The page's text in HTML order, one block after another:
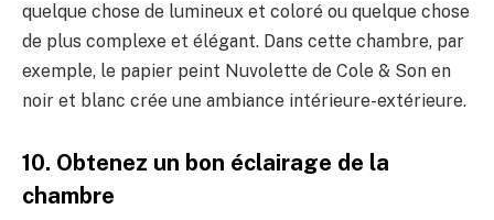
quelque chose de lumineux et coloré ou quelque chose
de plus complexe et élégant. Dans cette chambre, par
exemple, le papier peint Nuvolette de Cole & Son en
noir et blanc crée une ambiance intérieure-extérieure.
10. Obtenez un bon éclairage de la
chambre